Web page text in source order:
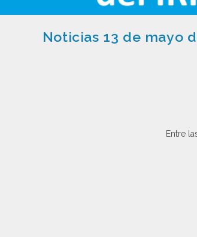
Noticias 13 de mayo
Entre